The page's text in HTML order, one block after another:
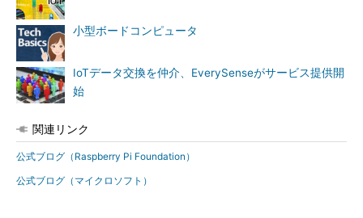
小型ボードコンピュータ
IoTデータ交換を仲介、EverySenseがサービス提供開
始
関連リンク
公式ブログ（Raspberry Pi Foundation）
公式ブログ（マイクロソフト）